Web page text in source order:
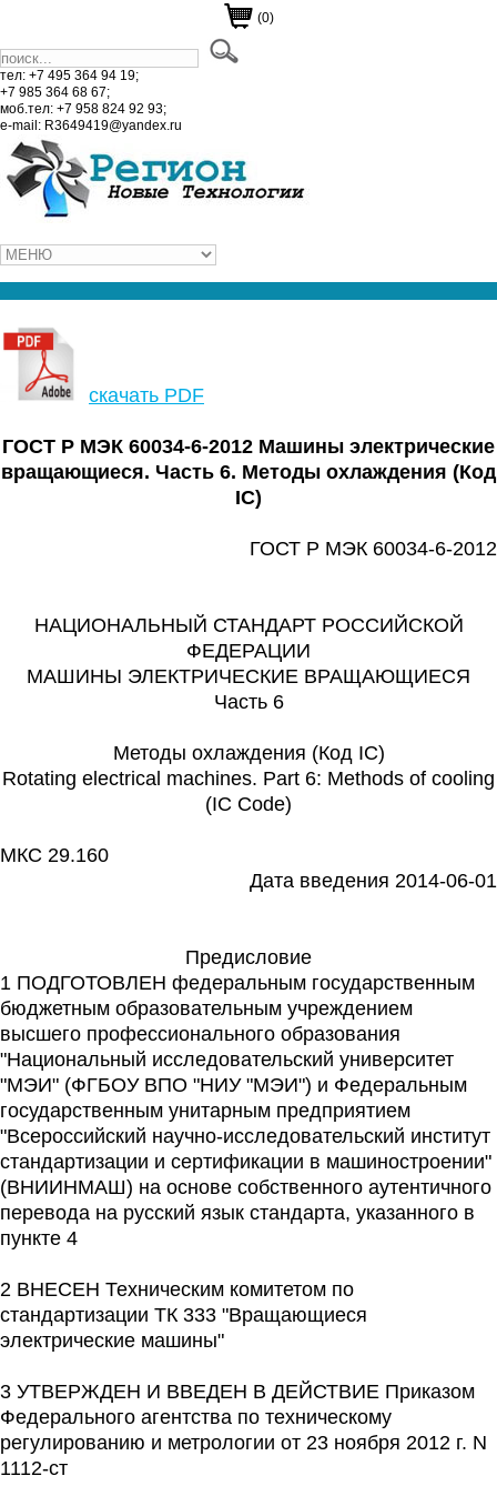
(0)
тел: +7 495 364 94 19;
+7 985 364 68 67;
моб.тел: +7 958 824 92 93;
e-mail: R3649419@yandex.ru
скачать PDF
ГОСТ Р МЭК 60034-6-2012 Машины электрические
вращающиеся. Часть 6. Методы охлаждения (Код
IC)
ГОСТ Р МЭК 60034-6-2012
НАЦИОНАЛЬНЫЙ СТАНДАРТ РОССИЙСКОЙ
ФЕДЕРАЦИИ
МАШИНЫ ЭЛЕКТРИЧЕСКИЕ ВРАЩАЮЩИЕСЯ
Часть 6
Методы охлаждения (Код IC)
Rotating electrical machines. Part 6: Methods of cooling
(IC Code)
МКС 29.160
Дата введения 2014-06-01
Предисловие
1 ПОДГОТОВЛЕН федеральным государственным
бюджетным образовательным учреждением
высшего профессионального образования
"Национальный исследовательский университет
"МЭИ" (ФГБОУ ВПО "НИУ "МЭИ") и Федеральным
государственным унитарным предприятием
"Всероссийский научно-исследовательский институт
стандартизации и сертификации в машиностроении"
(ВНИИНМАШ) на основе собственного аутентичного
перевода на русский язык стандарта, указанного в
пункте 4
2 ВНЕСЕН Техническим комитетом по
стандартизации ТК 333 "Вращающиеся
электрические машины"
3 УТВЕРЖДЕН И ВВЕДЕН В ДЕЙСТВИЕ Приказом
Федерального агентства по техническому
регулированию и метрологии от 23 ноября 2012 г. N
1112-ст